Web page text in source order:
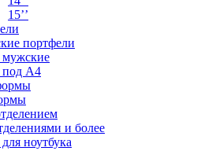
15’’
портфели
под А4
и более
ноутбука